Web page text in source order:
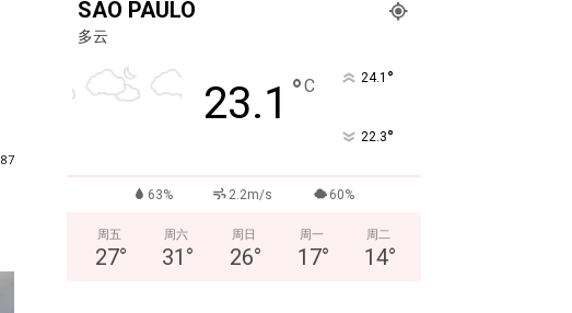
87
SÃO PAULO
多云
23.1 °C 24.1 °
22.3°
63% 2.2m/s 60%
周五
27°
周六
31 °
周日
26°
周一
17°
周二
14°